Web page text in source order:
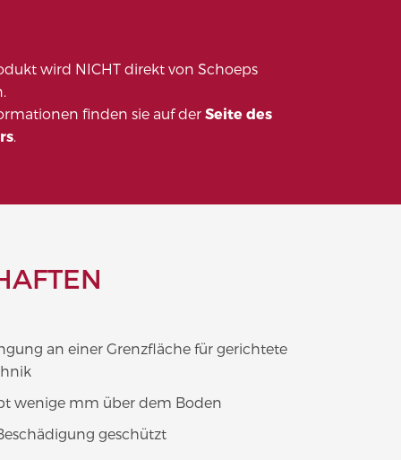
wird NICHT direkt von Schoeps
finden sie auf der Seite des
.
an einer Grenzfläche für gerichtete
wenige mm über dem Boden
geschützt